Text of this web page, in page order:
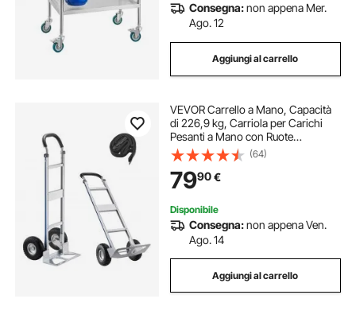
Consegna:non appena Mer.
Ago. 12
Aggiungi al carrello
VEVOR Carrello a Mano, Capacità
di 226,9 kg, Carriola per Carichi
Pesanti a Mano con Ruote
Antiscivolo e Maniglia, in Lega di
Alluminio con Cinghia di
Ancoraggio per Traslochi di Casa,
Magazzino
(64)
7990€
Disponibile
Consegna:non appena Ven.
Ago. 14
Aggiungi al carrello